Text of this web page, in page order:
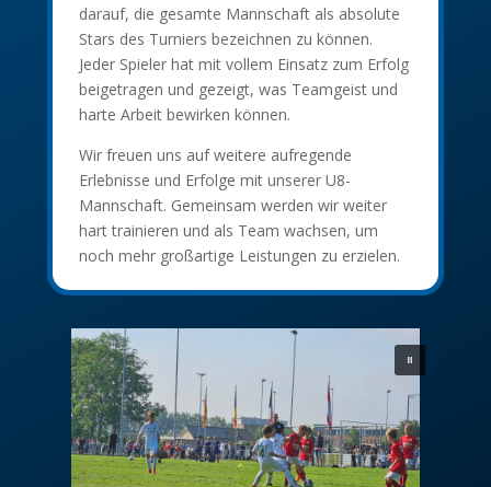
darauf, die gesamte Mannschaft als absolute
Stars des Turniers bezeichnen zu können.
Jeder Spieler hat mit vollem Einsatz zum Erfolg
beigetragen und gezeigt, was Teamgeist und
harte Arbeit bewirken können.
Wir freuen uns auf weitere aufregende
Erlebnisse und Erfolge mit unserer U8-
Mannschaft. Gemeinsam werden wir weiter
hart trainieren und als Team wachsen, um
noch mehr großartige Leistungen zu erzielen.